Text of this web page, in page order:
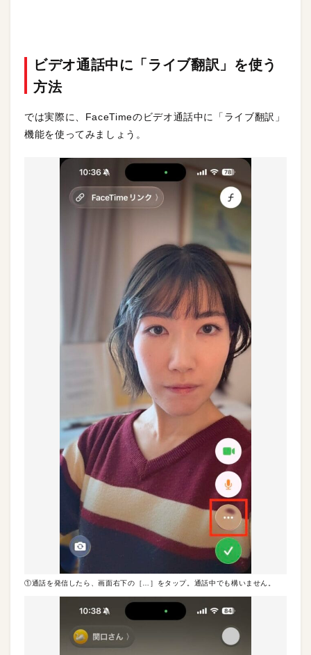
ビデオ通話中に「ライブ翻訳」を使う
方法
では実際に、FaceTimeのビデオ通話中に「ライブ翻訳」
機能を使ってみましょう。
①通話を発信したら、画面右下の［…］をタップ。通話中でも構いません。